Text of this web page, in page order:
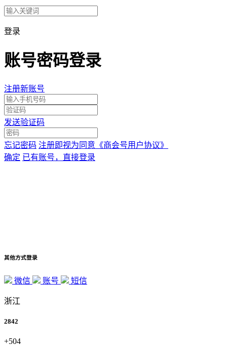
登录
账号密码登录
注册新账号
发送验证码
忘记密码 注册即视为同意 《商会号用户协议》
确定 已有账号，直接登录
其他方式登录
微信 账号 短信
浙江
2842
+504